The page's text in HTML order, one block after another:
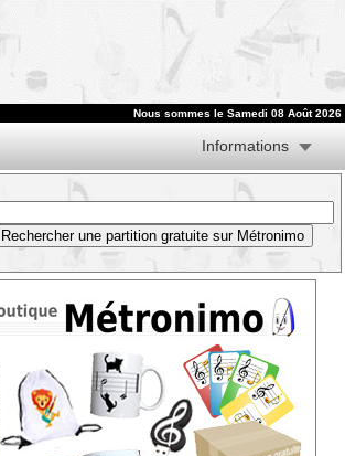
Nous sommes le Samedi 08 Août 2026
Informations